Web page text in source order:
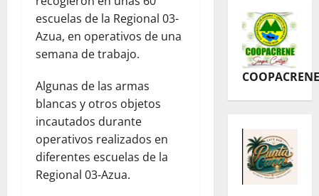
escuelas de la Regional 03-
Azua, en operativos de una
semana de trabajo.
Algunas de las armas
blancas y otros objetos
incautados durante
operativos realizados en
diferentes escuelas de la
Regional 03-Azua.
COOPACRENE